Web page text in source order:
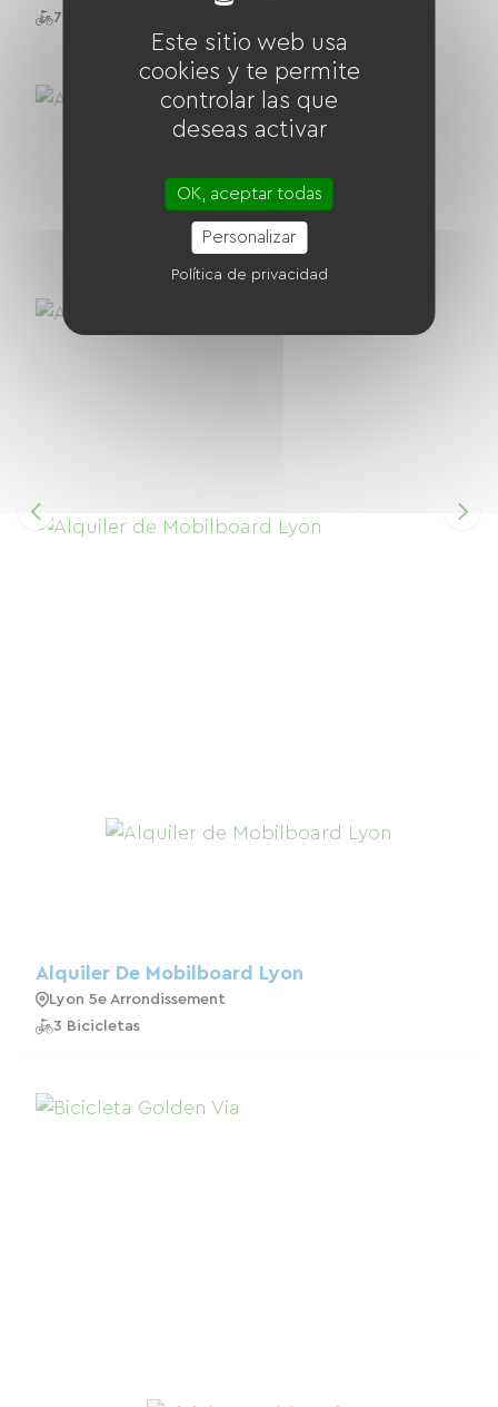
7 Bicicletas
Alquiler De Mobilboard Lyon
Lyon 5e Arrondissement
3 Bicicletas
Este sitio web usa
cookies y te permite
controlar las que
deseas activar
OK, aceptar todas
Personalizar
Política de privacidad